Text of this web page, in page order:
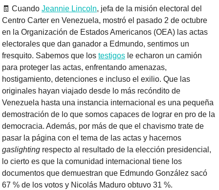
🧾 Cuando Jeannie Lincoln, jefa de la misión electoral del
Centro Carter en Venezuela, mostró el pasado 2 de octubre
en la Organización de Estados Americanos (OEA) las actas
electorales que dan ganador a Edmundo, sentimos un
fresquito. Sabemos que los testigos le echaron un camión
para proteger las actas, enfrentando amenazas,
hostigamiento, detenciones e incluso el exilio. Que las
originales hayan viajado desde lo más recóndito de
Venezuela hasta una instancia internacional es una pequeña
demostración de lo que somos capaces de lograr en pro de la
democracia. Además, por más de que el chavismo trate de
gaslighting respecto al resultado de la elección presidencial,
lo cierto es que la comunidad internacional tiene los
documentos que demuestran que Edmundo González sacó
67 % de los votos y Nicolás Maduro obtuvo 31 %.